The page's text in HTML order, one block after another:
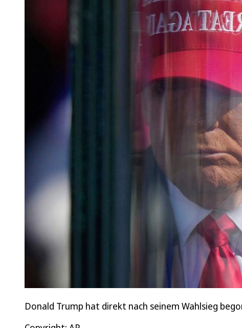
Donald Trump hat direkt nach seinem Wahlsieg